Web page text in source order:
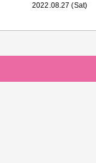
2022.08.27 (Sat)